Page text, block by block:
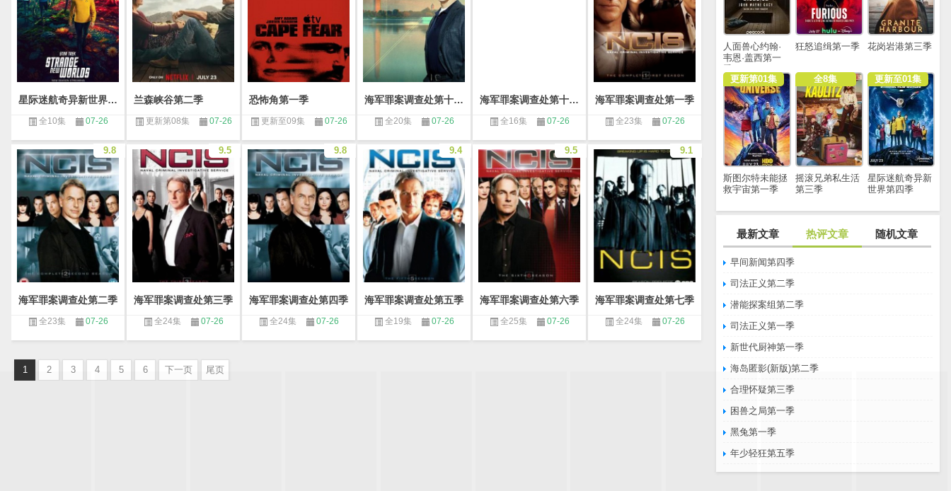
人面兽心约翰·
韦恩·盖西第一
季
狂怒追缉第一季 花岗岩港第三季
更新第01集
斯图尔特未能拯
救宇宙第一季
全8集
摇滚兄弟私生活
第三季
更新至01集
星际迷航奇异新
世界第四季
最新文章 热评文章 随机文章
早间新闻第四季
司法正义第二季
潜能探案组第二季
司法正义第一季
新世代厨神第一季
海岛匿影(新版)第二季
合理怀疑第三季
困兽之局第一季
黑兔第一季
年少轻狂第五季
星际迷航奇异新世界第三季
全10集 07-26
兰森峡谷第二季
更新第08集 07-26
恐怖角第一季
更新至09集 07-26
海军罪案调查处第十七季
全20集 07-26
海军罪案调查处第十八季
全16集 07-26
海军罪案调查处第一季
全23集 07-26
9.8
海军罪案调查处第二季
全23集 07-26
9.5
海军罪案调查处第三季
全24集 07-26
9.8
海军罪案调查处第四季
全24集 07-26
9.4
海军罪案调查处第五季
全19集 07-26
9.5
海军罪案调查处第六季
全25集 07-26
9.1
海军罪案调查处第七季
全24集 07-26
1 2 3 4 5 6 下一页 尾页